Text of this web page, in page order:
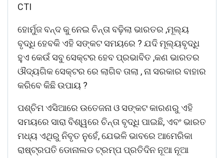
CTI
ହୋର୍ମୁଜ ବନ୍ଦ କୁ ନେଇ ଚିନ୍ତା ବଢ଼ିଲା ଭାରତର ,ମୂଲ୍ୟ
ବୃଦ୍ଧି ହେବକି ଏହି ସଙ୍କଟ ସମୟରେ ? ଯଦି ମୂଲ୍ୟବୃଦ୍ଧି
ହୁଏ କେଉଁ ସବୁ ସେକ୍ଟର ହେବ ପ୍ରଭାବିତ ,କଣ ଭାରତର
ଔଦ୍ୟଗିକ ସେକ୍ଟର ରେ ଲାଗିବ ତାଲା , ନା ସରକାର ବାହାର
କରିବେ କିଛି ଉପାୟ ?
ପଶ୍ଚିମ ଏସିଆରେ ଉତେଜନା ଓ ସଙ୍କଟ କାରଣରୁ ଏହି
ସମୟରେ ସାରା ବିଶ୍ୱରେ ଚିନ୍ତା ବୃଦ୍ଧି ପାଇଛି, ଏବଂ ଭାରତ
ମଧ୍ୟ ଏଥିରୁ ନିବୃତ ନୁହେଁ, ଯେଭଳି ଭାବରେ ଆମେରିକା
ରାଷ୍ଟ୍ରପତି ଡୋନାଲଡ ଟ୍ରମ୍ପ ପ୍ରତିଦିନ ନୂଆ ନୂଆ